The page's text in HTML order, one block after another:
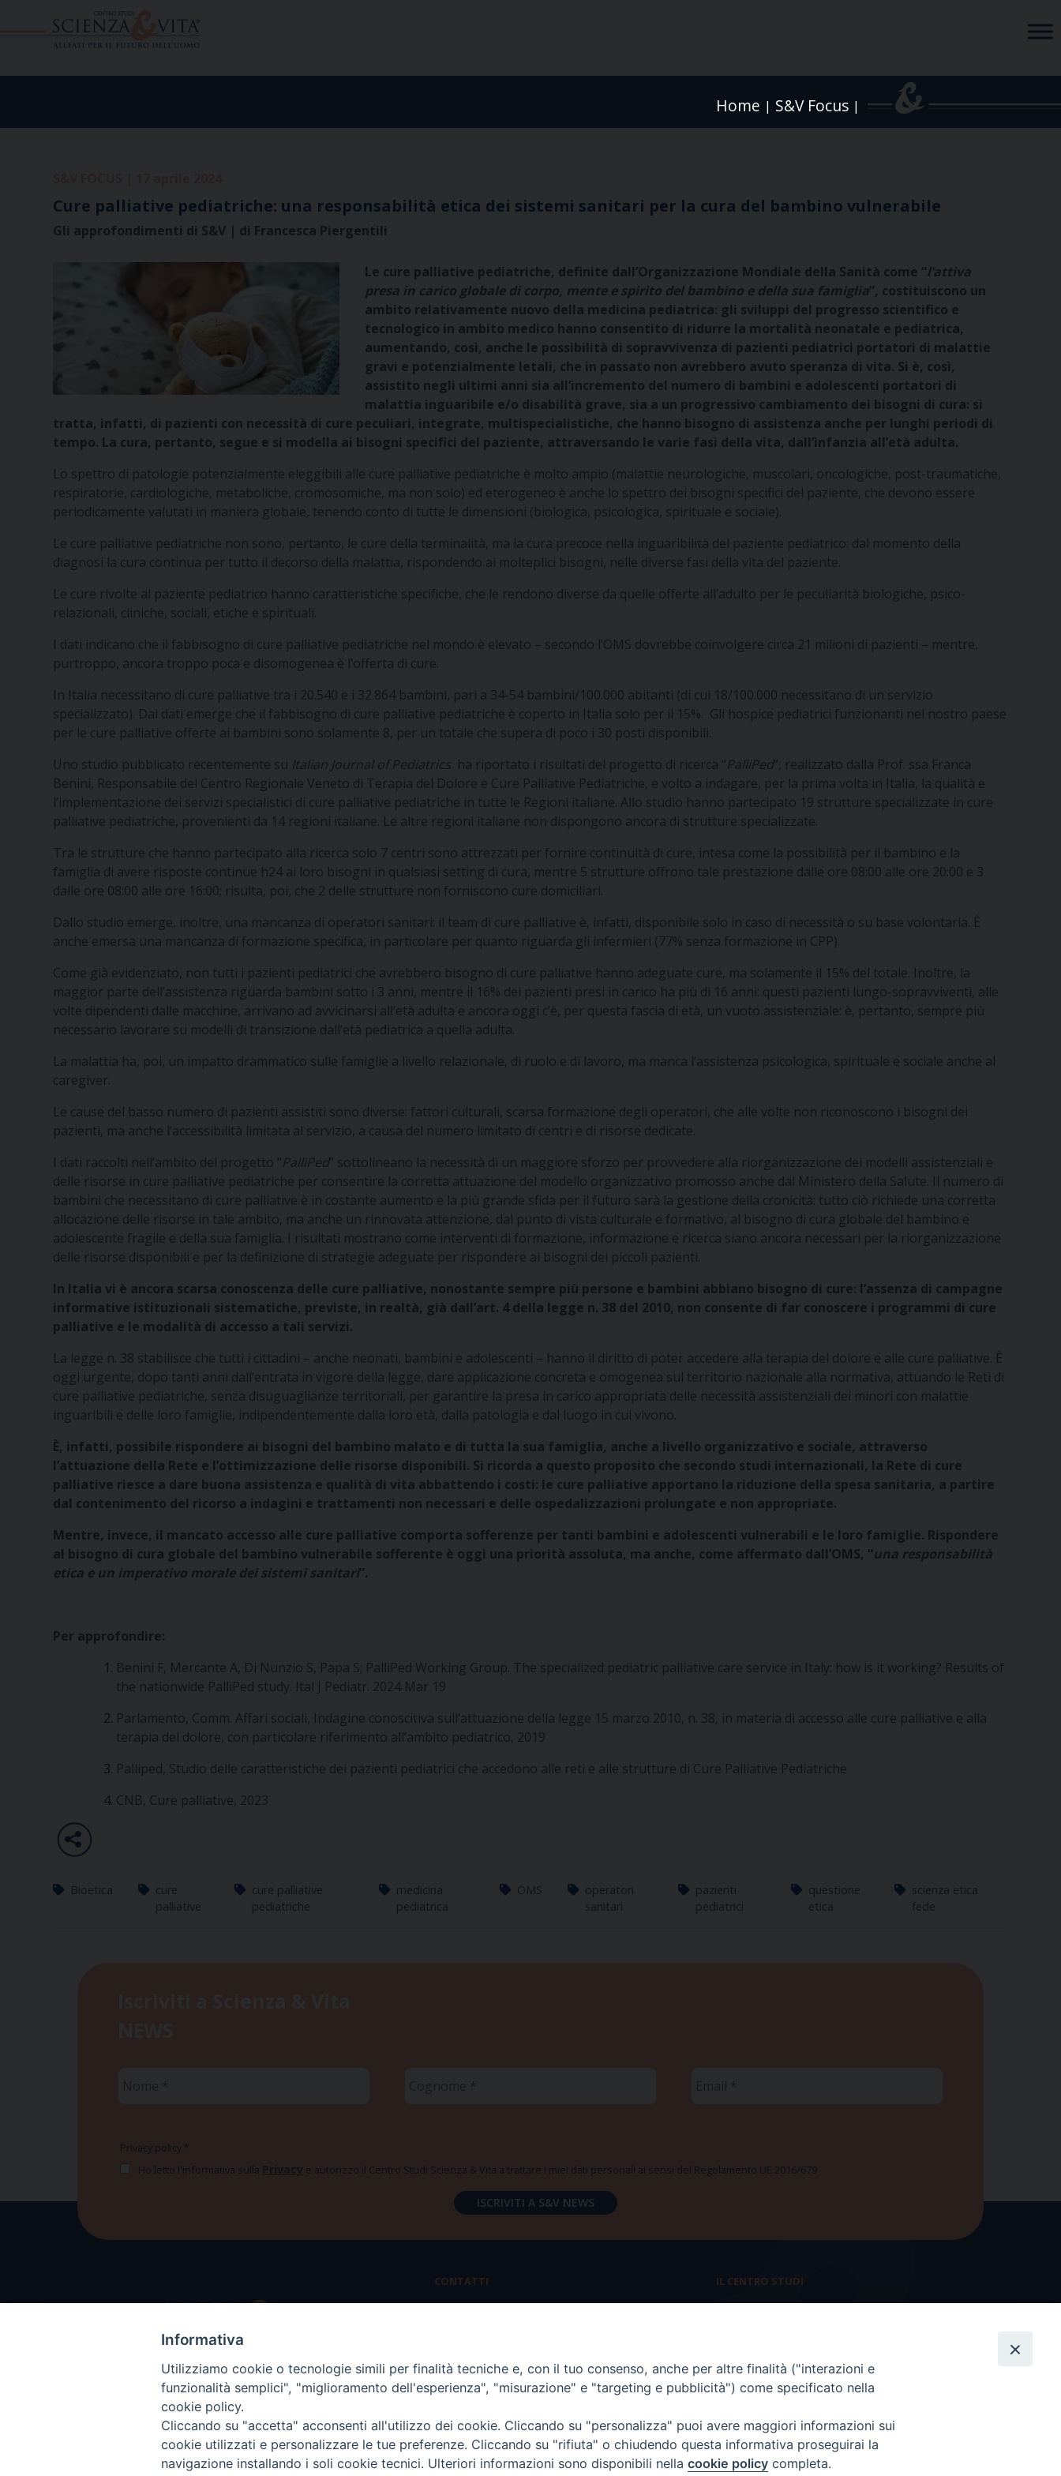
Home | S&V Focus |
Cure palliative pediatriche: una responsabilità etica dei sistemi sanitari per la cura del bambino vulnerabile
Gli approfondimenti di S&V | di Francesca Piergentili
Le cure palliative pediatriche, definite dall’Organizzazione Mondiale della Sanità come “l’attiva
presa in carico globale di corpo, mente e spirito del bambino e della sua famiglia”, costituiscono un
ambito relativamente nuovo della medicina pediatrica: gli sviluppi del progresso scientifico e
tecnologico in ambito medico hanno consentito di ridurre la mortalità neonatale e pediatrica,
aumentando, così, anche le possibilità di sopravvivenza di pazienti pediatrici portatori di malattie
gravi e potenzialmente letali, che in passato non avrebbero avuto speranza di vita. Si è, così,
assistito negli ultimi anni sia all’incremento del numero di bambini e adolescenti portatori di
malattia inguaribile e/o disabilità grave, sia a un progressivo cambiamento dei bisogni di cura: si
tratta, infatti, di pazienti con necessità di cure peculiari, integrate, multispecialistiche, che hanno bisogno di assistenza anche per lunghi periodi di
tempo. La cura, pertanto, segue e si modella ai bisogni specifici del paziente, attraversando le varie fasi della vita, dall’infanzia all’età adulta.
Lo spettro di patologie potenzialmente eleggibili alle cure palliative pediatriche è molto ampio (malattie neurologiche, muscolari, oncologiche, post-traumatiche,
respiratorie, cardiologiche, metaboliche, cromosomiche, ma non solo) ed eterogeneo è anche lo spettro dei bisogni specifici del paziente, che devono essere
periodicamente valutati in maniera globale, tenendo conto di tutte le dimensioni (biologica, psicologica, spirituale e sociale).
Le cure palliative pediatriche non sono, pertanto, le cure della terminalità, ma la cura precoce nella inguaribilità del paziente pediatrico: dal momento della
diagnosi la cura continua per tutto il decorso della malattia, rispondendo ai molteplici bisogni, nelle diverse fasi della vita del paziente.
Le cure rivolte al paziente pediatrico hanno caratteristiche specifiche, che le rendono diverse da quelle offerte all’adulto per le peculiarità biologiche, psico-
relazionali, cliniche, sociali, etiche e spirituali.
I dati indicano che il fabbisogno di cure palliative pediatriche nel mondo è elevato – secondo l’OMS dovrebbe coinvolgere circa 21 milioni di pazienti – mentre,
purtroppo, ancora troppo poca e disomogenea è l’offerta di cure.
In Italia necessitano di cure palliative tra i 20.540 e i 32.864 bambini, pari a 34-54 bambini/100.000 abitanti (di cui 18/100.000 necessitano di un servizio
specializzato). Dai dati emerge che il fabbisogno di cure palliative pediatriche è coperto in Italia solo per il 15%. Gli hospice pediatrici funzionanti nel nostro paese
per le cure palliative offerte ai bambini sono solamente 8, per un totale che supera di poco i 30 posti disponibili.
Uno studio pubblicato recentemente su Italian Journal of Pediatrics ha riportato i risultati del progetto di ricerca “PalliPed”, realizzato dalla Prof. ssa Franca
Benini, Responsabile del Centro Regionale Veneto di Terapia del Dolore e Cure Palliative Pediatriche, e volto a indagare, per la prima volta in Italia, la qualità e
l’implementazione dei servizi specialistici di cure palliative pediatriche in tutte le Regioni italiane. Allo studio hanno partecipato 19 strutture specializzate in cure
palliative pediatriche, provenienti da 14 regioni italiane. Le altre regioni italiane non dispongono ancora di strutture specializzate.
Tra le strutture che hanno partecipato alla ricerca solo 7 centri sono attrezzati per fornire continuità di cure, intesa come la possibilità per il bambino e la
famiglia di avere risposte continue h24 ai loro bisogni in qualsiasi setting di cura, mentre 5 strutture offrono tale prestazione dalle ore 08:00 alle ore 20:00 e 3
dalle ore 08:00 alle ore 16:00; risulta, poi, che 2 delle strutture non forniscono cure domiciliari.
Dallo studio emerge, inoltre, una mancanza di operatori sanitari: il team di cure palliative è, infatti, disponibile solo in caso di necessità o su base volontaria. È
anche emersa una mancanza di formazione specifica, in particolare per quanto riguarda gli infermieri (77% senza formazione in CPP).
Come già evidenziato, non tutti i pazienti pediatrici che avrebbero bisogno di cure palliative hanno adeguate cure, ma solamente il 15% del totale. Inoltre, la
maggior parte dell’assistenza riguarda bambini sotto i 3 anni, mentre il 16% dei pazienti presi in carico ha più di 16 anni: questi pazienti lungo-sopravviventi, alle
volte dipendenti dalle macchine, arrivano ad avvicinarsi all’età adulta e ancora oggi c’è, per questa fascia di età, un vuoto assistenziale: è, pertanto, sempre più
necessario lavorare su modelli di transizione dall’età pediatrica a quella adulta.
La malattia ha, poi, un impatto drammatico sulle famiglie a livello relazionale, di ruolo e di lavoro, ma manca l’assistenza psicologica, spirituale e sociale anche al
caregiver.
Le cause del basso numero di pazienti assistiti sono diverse: fattori culturali, scarsa formazione degli operatori, che alle volte non riconoscono i bisogni dei
pazienti, ma anche l’accessibilità limitata al servizio, a causa del numero limitato di centri e di risorse dedicate.
I dati raccolti nell’ambito del progetto “PalliPed” sottolineano la necessità di un maggiore sforzo per provvedere alla riorganizzazione dei modelli assistenziali e
delle risorse in cure palliative pediatriche per consentire la corretta attuazione del modello organizzativo promosso anche dal Ministero della Salute. Il numero di
bambini che necessitano di cure palliative è in costante aumento e la più grande sfida per il futuro sarà la gestione della cronicità: tutto ciò richiede una corretta
allocazione delle risorse in tale ambito, ma anche un rinnovata attenzione, dal punto di vista culturale e formativo, al bisogno di cura globale del bambino e
adolescente fragile e della sua famiglia. I risultati mostrano come interventi di formazione, informazione e ricerca siano ancora necessari per la riorganizzazione
delle risorse disponibili e per la definizione di strategie adeguate per rispondere ai bisogni dei piccoli pazienti.
In Italia vi è ancora scarsa conoscenza delle cure palliative, nonostante sempre più persone e bambini abbiano bisogno di cure: l’assenza di campagne
informative istituzionali sistematiche, previste, in realtà, già dall’art. 4 della legge n. 38 del 2010, non consente di far conoscere i programmi di cure
palliative e le modalità di accesso a tali servizi.
La legge n. 38 stabilisce che tutti i cittadini – anche neonati, bambini e adolescenti – hanno il diritto di poter accedere alla terapia del dolore e alle cure palliative. È
oggi urgente, dopo tanti anni dall’entrata in vigore della legge, dare applicazione concreta e omogenea sul territorio nazionale alla normativa, attuando le Reti di
cure palliative pediatriche, senza disuguaglianze territoriali, per garantire la presa in carico appropriata delle necessità assistenziali dei minori con malattie
inguaribili e delle loro famiglie, indipendentemente dalla loro età, dalla patologia e dal luogo in cui vivono.
È, infatti, possibile rispondere ai bisogni del bambino malato e di tutta la sua famiglia, anche a livello organizzativo e sociale, attraverso
l’attuazione della Rete e l’ottimizzazione delle risorse disponibili. Si ricorda a questo proposito che secondo studi internazionali, la Rete di cure
palliative riesce a dare buona assistenza e qualità di vita abbattendo i costi: le cure palliative apportano la riduzione della spesa sanitaria, a partire
dal contenimento del ricorso a indagini e trattamenti non necessari e delle ospedalizzazioni prolungate e non appropriate.
Mentre, invece, il mancato accesso alle cure palliative comporta sofferenze per tanti bambini e adolescenti vulnerabili e le loro famiglie. Rispondere
al bisogno di cura globale del bambino vulnerabile sofferente è oggi una priorità assoluta, ma anche, come affermato dall’OMS, “una responsabilità
etica e un imperativo morale dei sistemi sanitari”.
Per approfondire:
Benini F, Mercante A, Di Nunzio S, Papa S; PalliPed Working Group. The specialized pediatric palliative care service in Italy: how is it working? Results of
the nationwide PalliPed study. Ital J Pediatr. 2024 Mar 19
Parlamento, Comm. Affari sociali, Indagine conoscitiva sull’attuazione della legge 15 marzo 2010, n. 38, in materia di accesso alle cure palliative e alla
terapia del dolore, con particolare riferimento all’ambito pediatrico, 2019
Palliped, Studio delle caratteristiche dei pazienti pediatrici che accedono alle reti e alle strutture di Cure Palliative Pediatriche
CNB, Cure palliative, 2023
Bioetica
cure
palliative
cure palliative
pediatriche
medicina
pediatrica
OMS
operatori
sanitari
pazienti
pediatrici
questione
etica
scienza etica
fede
Privacy policy *
Ho letto l'informativa sulla Privacy e autorizzo il Centro Studi Scienza & Vita a trattare i miei dati personali ai sensi del Regolamento UE 2016/679
CONTATTI
segreteria@scienzaevita.org
IL CENTRO STUDI
Presidenza e ufficio presidenza
Coordinamento nazionale
Informativa
Utilizziamo cookie o tecnologie simili per finalità tecniche e, con il tuo consenso, anche per altre finalità ("interazioni e
funzionalità semplici", "miglioramento dell'esperienza", "misurazione" e "targeting e pubblicità") come specificato nella
cookie policy.
Cliccando su "accetta" acconsenti all'utilizzo dei cookie. Cliccando su "personalizza" puoi avere maggiori informazioni sui
cookie utilizzati e personalizzare le tue preferenze. Cliccando su "rifiuta" o chiudendo questa informativa proseguirai la
navigazione installando i soli cookie tecnici. Ulteriori informazioni sono disponibili nella cookie policy completa.